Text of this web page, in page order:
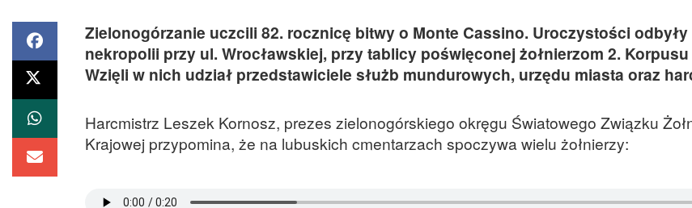
Zielonogórzanie uczcili 82. rocznicę bitwy o Monte Cassino. Uroczystości odbyły
nekropolii przy ul. Wrocławskiej, przy tablicy poświęconej żołnierzom 2.
Wzięli w nich udział przedstawiciele służb mundurowych, urzędu miasta oraz
Harcmistrz Leszek Kornosz, prezes zielonogórskiego okręgu Światowego Związku
Krajowej przypomina, że na lubuskich cmentarzach spoczywa wielu żołnierzy: